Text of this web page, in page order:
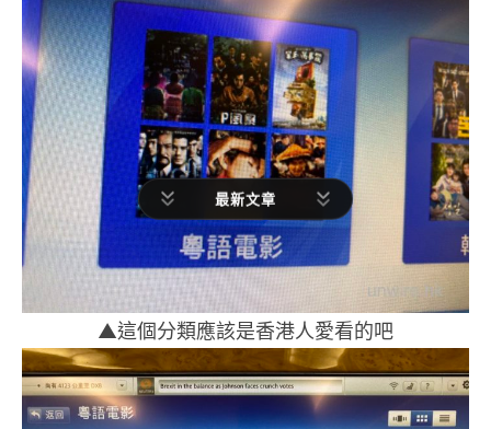
▲這個分類應該是香港人愛看的吧
最新文章